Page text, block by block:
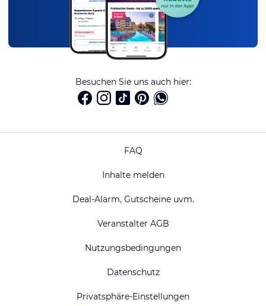
Besuchen Sie uns auch hier:
FAQ
Inhalte melden
Deal-Alarm, Gutscheine uvm.
Veranstalter AGB
Nutzungsbedingungen
Datenschutz
Privatsphäre-Einstellungen